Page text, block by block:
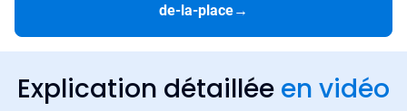
de-la-place→
Explication détaillée en vidéo